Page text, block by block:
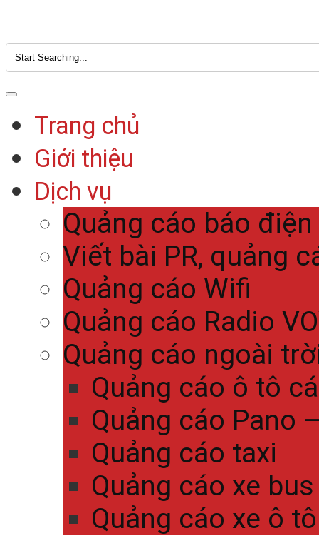
Trang chủ
Giới thiệu
Dịch vụ
Quảng cáo báo
Viết bài PR, quảng
Quảng cáo Wifi
Quảng cáo Radio
Quảng cáo ngoài
Quảng cáo ô tô
Quảng cáo Pano
Quảng cáo taxi
Quảng cáo xe bus
Quảng cáo xe ô